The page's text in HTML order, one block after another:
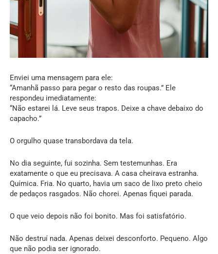
Enviei uma mensagem para ele:
“Amanhã passo para pegar o resto das roupas.” Ele
respondeu imediatamente:
“Não estarei lá. Leve seus trapos. Deixe a chave debaixo do
capacho.”
O orgulho quase transbordava da tela.
No dia seguinte, fui sozinha. Sem testemunhas. Era
exatamente o que eu precisava. A casa cheirava estranha.
Química. Fria. No quarto, havia um saco de lixo preto cheio
de pedaços rasgados. Não chorei. Apenas fiquei parada.
O que veio depois não foi bonito. Mas foi satisfatório.
Não destruí nada. Apenas deixei desconforto. Pequeno. Algo
que não podia ser ignorado.